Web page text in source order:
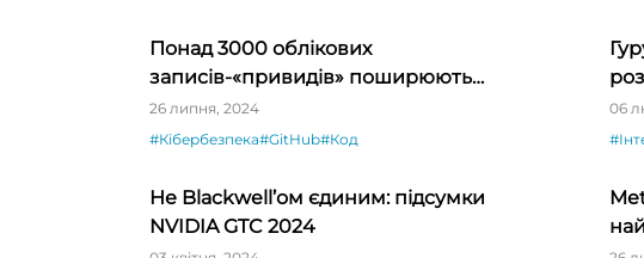
Понад 3000 облікових
записів-«привидів» поширюють
зловмисне ПЗ на GitHub
26 липня, 2024
#Кібербезпека#GitHub#Код
06
Не Blackwell’ом єдиним: підсумки
NVIDIA GTC 2024